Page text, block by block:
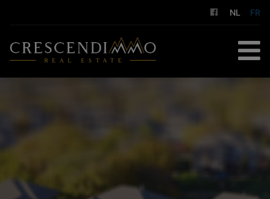
NL FR
NOS SERVICES